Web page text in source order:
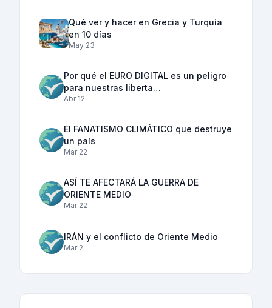
Qué ver y hacer en Grecia y Turquía
en 10 días
May 23
Por qué el EURO DIGITAL es un peligro
para nuestras liberta…
Abr 12
El FANATISMO CLIMÁTICO que destruye
un país
Mar 22
ASÍ TE AFECTARÁ LA GUERRA DE
ORIENTE MEDIO
Mar 22
IRÁN y el conflicto de Oriente Medio
Mar 2